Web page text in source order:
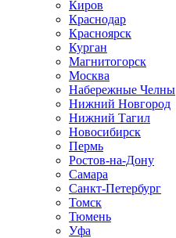
Киров
Краснодар
Красноярск
Курган
Магнитогорск
Москва
Набережные Челны
Нижний Новгород
Нижний Тагил
Новосибирск
Пермь
Ростов-на-Дону
Самара
Санкт-Петербург
Томск
Тюмень
Уфа